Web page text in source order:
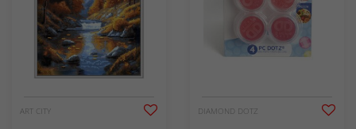
ART CITY DIAMOND DOTZ